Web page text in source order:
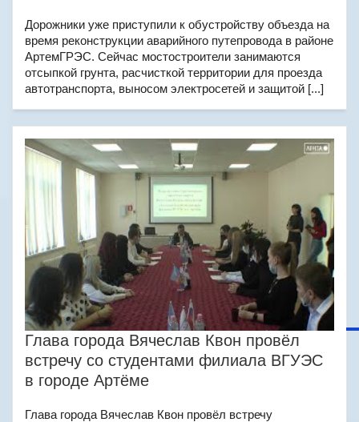
Дорожники уже приступили к обустройству объезда на
время реконструкции аварийного путепровода в районе
АртемГРЭС. Сейчас мостостроители занимаются
отсыпкой грунта, расчисткой территории для проезда
автотранспорта, выносом электросетей и защитой [...]
Глава города Вячеслав Квон провёл
встречу со студентами филиала ВГУЭС
в городе Артёме
Глава города Вячеслав Квон провёл встречу